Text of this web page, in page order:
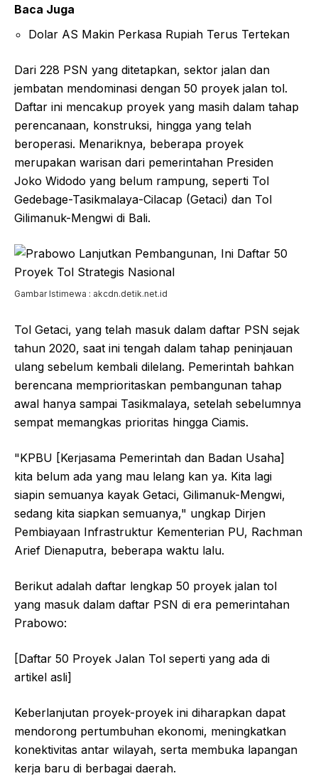
Baca Juga
Dolar AS Makin Perkasa Rupiah Terus Tertekan
Dari 228 PSN yang ditetapkan, sektor jalan dan
jembatan mendominasi dengan 50 proyek jalan tol.
Daftar ini mencakup proyek yang masih dalam tahap
perencanaan, konstruksi, hingga yang telah
beroperasi. Menariknya, beberapa proyek
merupakan warisan dari pemerintahan Presiden
Joko Widodo yang belum rampung, seperti Tol
Gedebage-Tasikmalaya-Cilacap (Getaci) dan Tol
Gilimanuk-Mengwi di Bali.
Gambar Istimewa : akcdn.detik.net.id
Tol Getaci, yang telah masuk dalam daftar PSN sejak
tahun 2020, saat ini tengah dalam tahap peninjauan
ulang sebelum kembali dilelang. Pemerintah bahkan
berencana memprioritaskan pembangunan tahap
awal hanya sampai Tasikmalaya, setelah sebelumnya
sempat memangkas prioritas hingga Ciamis.
"KPBU [Kerjasama Pemerintah dan Badan Usaha]
kita belum ada yang mau lelang kan ya. Kita lagi
siapin semuanya kayak Getaci, Gilimanuk-Mengwi,
sedang kita siapkan semuanya," ungkap Dirjen
Pembiayaan Infrastruktur Kementerian PU, Rachman
Arief Dienaputra, beberapa waktu lalu.
Berikut adalah daftar lengkap 50 proyek jalan tol
yang masuk dalam daftar PSN di era pemerintahan
Prabowo:
[Daftar 50 Proyek Jalan Tol seperti yang ada di
artikel asli]
Keberlanjutan proyek-proyek ini diharapkan dapat
mendorong pertumbuhan ekonomi, meningkatkan
konektivitas antar wilayah, serta membuka lapangan
kerja baru di berbagai daerah.